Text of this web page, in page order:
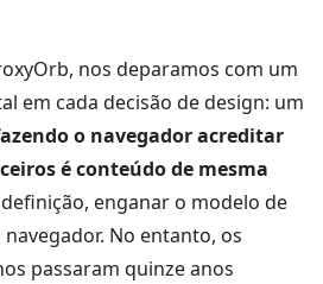
nos deparamos com um
em cada decisão de design: um
o navegador acreditar
é conteúdo de mesma
enganar o modelo de
No entanto, os
passaram quinze anos